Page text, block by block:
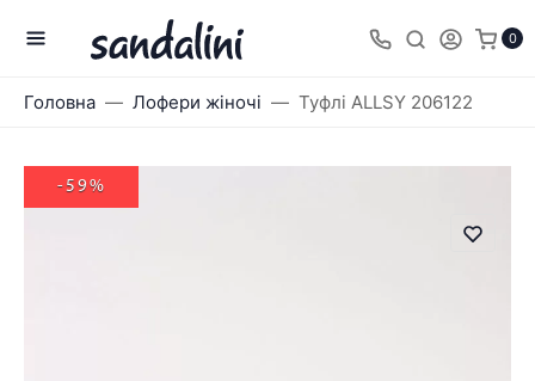
0
Головна Лофери жіночі Туфлі ALLSY 206122
-59%